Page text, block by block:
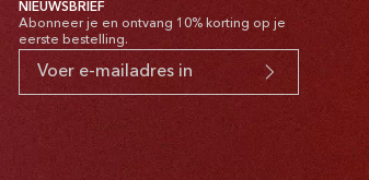
NIEUWSBRIEF
Abonneer je en ontvang 10% korting op je
eerste bestelling.